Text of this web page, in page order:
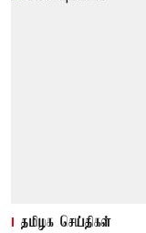
தமிழக செய்திகள்